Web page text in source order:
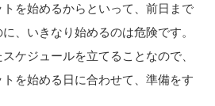
を始めるからといって、前日まで
、いきなり始めるのは危険です。
ケジュールを立てることなので、
を始める日に合わせて、準備をす